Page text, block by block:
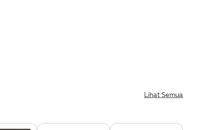
Lihat Semua